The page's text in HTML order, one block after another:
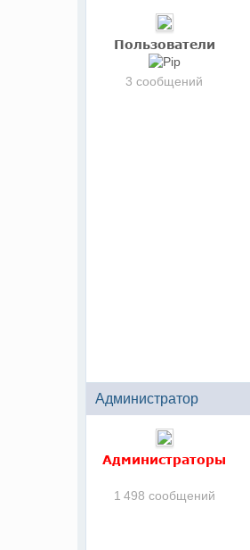
Пользователи
3 сообщений
Администратор
Администраторы
1 498 сообщений